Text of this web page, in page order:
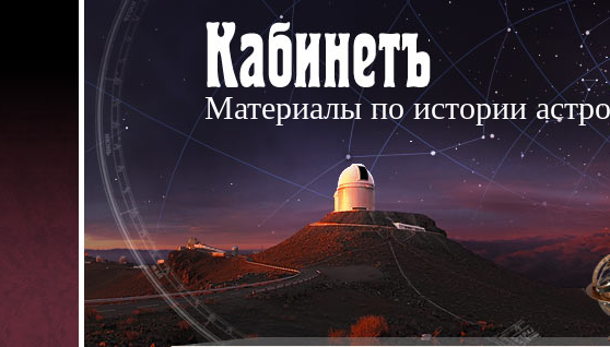
Материалы по истории